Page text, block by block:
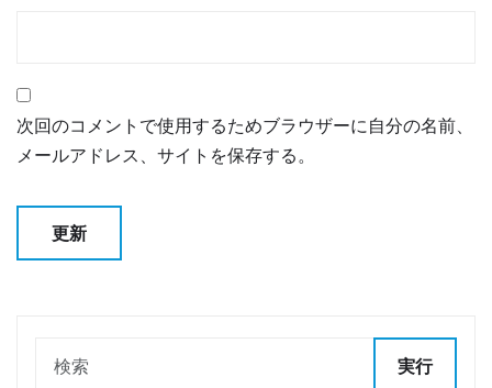
次回のコメントで使用するためブラウザーに自分の名前、
メールアドレス、サイトを保存する。
実行